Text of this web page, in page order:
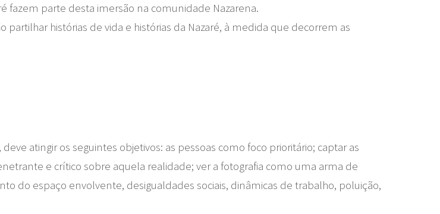
fazem parte desta imersão na comunidade Nazarena.
histórias de vida e histórias da Nazaré, à medida que decorrem as
atingir os seguintes objetivos: as pessoas como foco prioritário; captar as
e crítico sobre aquela realidade; ver a fotografia como uma arma de
do espaço envolvente, desigualdades sociais, dinâmicas de trabalho, poluição,